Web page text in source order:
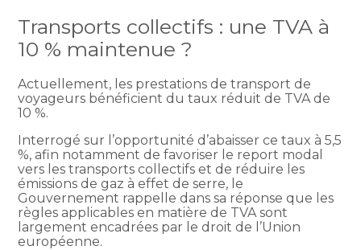
Transports collectifs : une TVA à
10 % maintenue ?
Actuellement, les prestations de transport de
voyageurs bénéficient du taux réduit de TVA de
10 %.
Interrogé sur l’opportunité d’abaisser ce taux à 5,5
%, afin notamment de favoriser le report modal
vers les transports collectifs et de réduire les
émissions de gaz à effet de serre, le
Gouvernement rappelle dans sa réponse que les
règles applicables en matière de TVA sont
largement encadrées par le droit de l’Union
européenne.